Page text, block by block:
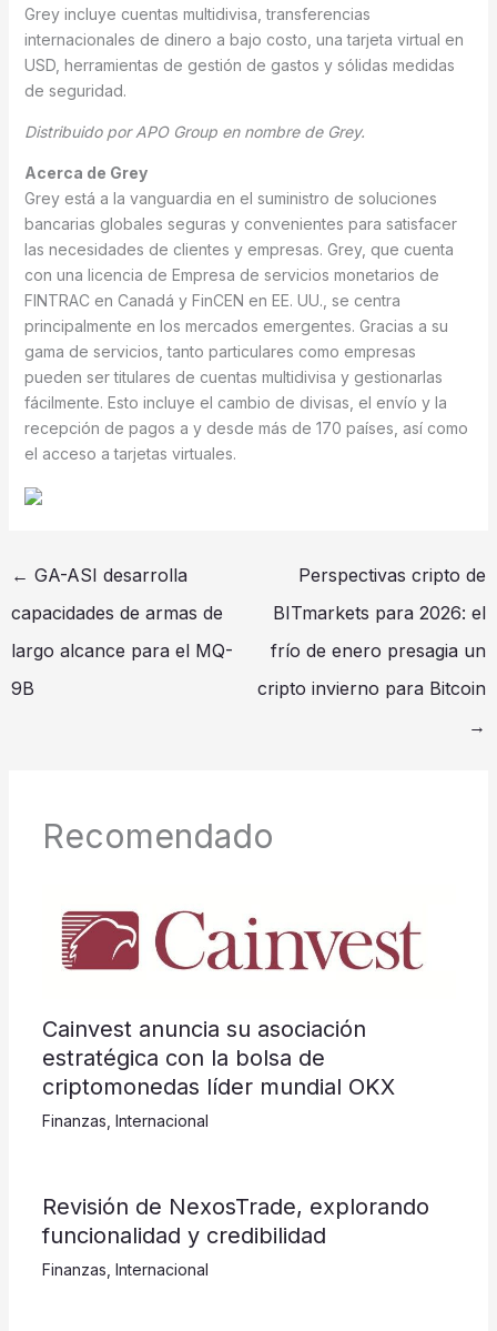
Grey incluye cuentas multidivisa, transferencias
internacionales de dinero a bajo costo, una tarjeta virtual en
USD, herramientas de gestión de gastos y sólidas medidas
de seguridad.
Distribuido por APO Group en nombre de Grey.
Acerca de Grey
Grey está a la vanguardia en el suministro de soluciones
bancarias globales seguras y convenientes para satisfacer
las necesidades de clientes y empresas. Grey, que cuenta
con una licencia de Empresa de servicios monetarios de
FINTRAC en Canadá y FinCEN en EE. UU., se centra
principalmente en los mercados emergentes. Gracias a su
gama de servicios, tanto particulares como empresas
pueden ser titulares de cuentas multidivisa y gestionarlas
fácilmente. Esto incluye el cambio de divisas, el envío y la
recepción de pagos a y desde más de 170 países, así como
el acceso a tarjetas virtuales.
← GA-ASI desarrolla
capacidades de armas de
largo alcance para el MQ-
9B
Perspectivas cripto de
BITmarkets para 2026: el
frío de enero presagia un
cripto invierno para Bitcoin
→
Recomendado
Cainvest anuncia su asociación
estratégica con la bolsa de
criptomonedas líder mundial OKX
Finanzas Internacional
Revisión de NexosTrade, explorando
funcionalidad y credibilidad
Finanzas Internacional